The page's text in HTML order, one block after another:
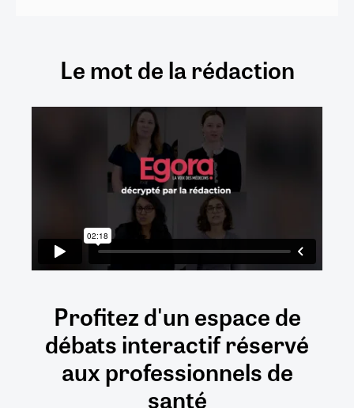
Le mot de la rédaction
Profitez d'un espace de
débatsinteractifréservé
auxprofessionnels de
santé